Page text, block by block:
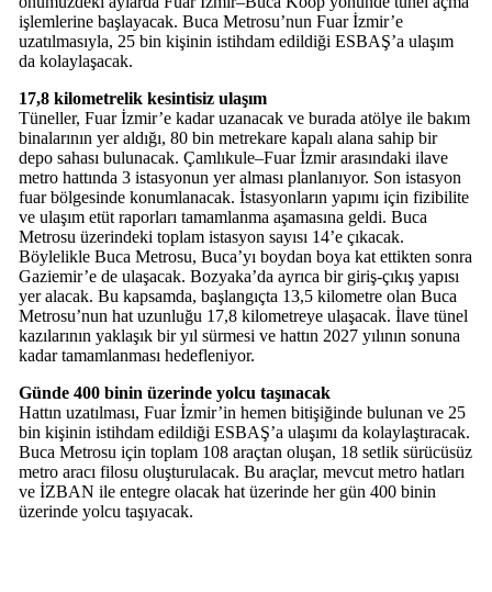
işlemlerine başlayacak. Buca Metrosu’nun Fuar İzmir’e
uzatılmasıyla, 25 bin kişinin istihdam edildiği ESBAŞ’a ulaşım
da kolaylaşacak.
17,8 kilometrelik kesintisiz ulaşım
Tüneller, Fuar İzmir’e kadar uzanacak ve burada atölye ile bakım
binalarının yer aldığı, 80 bin metrekare kapalı alana sahip bir
depo sahası bulunacak. Çamlıkule–Fuar İzmir arasındaki ilave
metro hattında 3 istasyonun yer alması planlanıyor. Son istasyon
fuar bölgesinde konumlanacak. İstasyonların yapımı için fizibilite
ve ulaşım etüt raporları tamamlanma aşamasına geldi. Buca
Metrosu üzerindeki toplam istasyon sayısı 14’e çıkacak.
Böylelikle Buca Metrosu, Buca’yı boydan boya kat ettikten sonra
Gaziemir’e de ulaşacak. Bozyaka’da ayrıca bir giriş-çıkış yapısı
yer alacak. Bu kapsamda, başlangıçta 13,5 kilometre olan Buca
Metrosu’nun hat uzunluğu 17,8 kilometreye ulaşacak. İlave tünel
kazılarının yaklaşık bir yıl sürmesi ve hattın 2027 yılının sonuna
kadar tamamlanması hedefleniyor.
Günde 400 binin üzerinde yolcu taşınacak
Hattın uzatılması, Fuar İzmir’in hemen bitişiğinde bulunan ve 25
bin kişinin istihdam edildiği ESBAŞ’a ulaşımı da kolaylaştıracak.
Buca Metrosu için toplam 108 araçtan oluşan, 18 setlik sürücüsüz
metro aracı filosu oluşturulacak. Bu araçlar, mevcut metro hatları
ve İZBAN ile entegre olacak hat üzerinde her gün 400 binin
üzerinde yolcu taşıyacak.